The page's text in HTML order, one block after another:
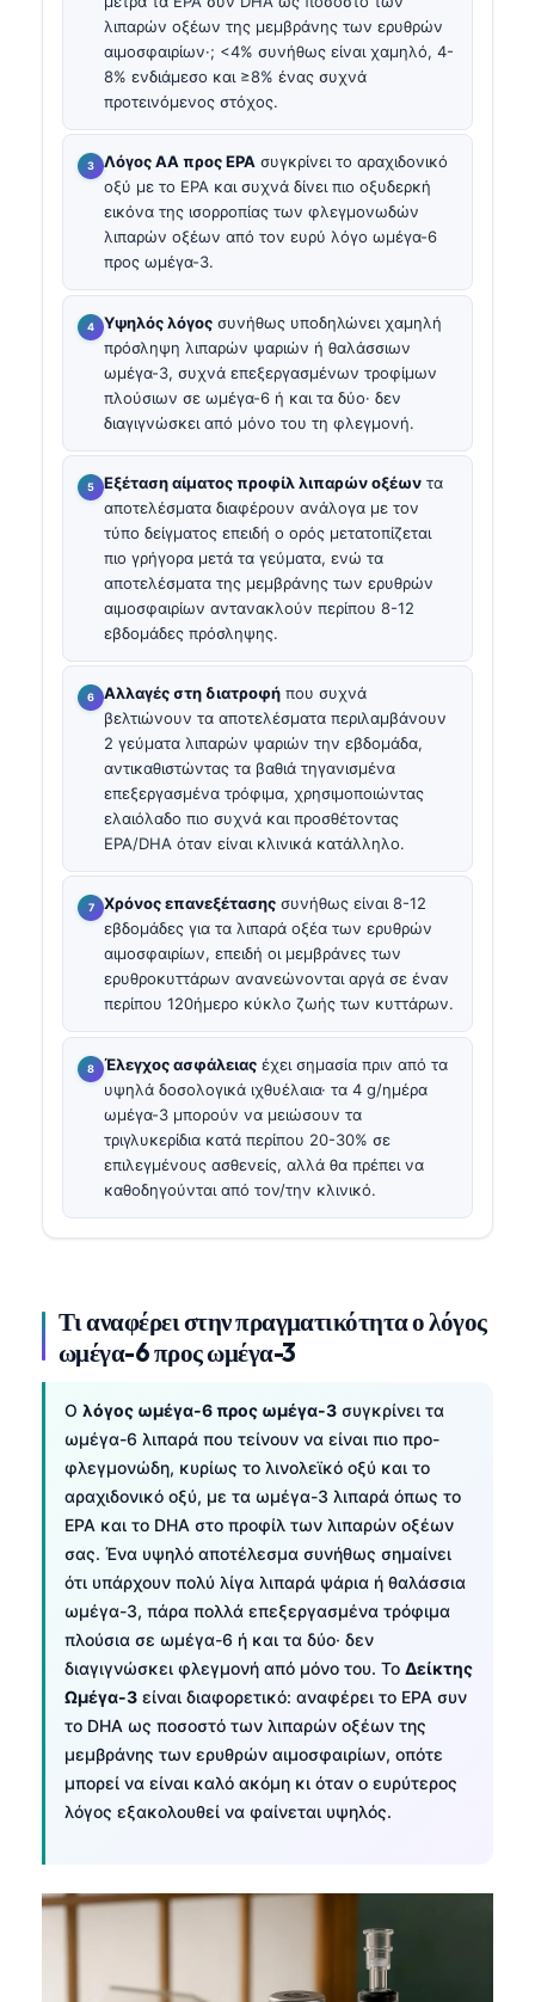
λιπαρών οξέων της μεμβράνης των ερυθρών
αιμοσφαιρίων·; <4% συνήθως είναι χαμηλό, 4-
8% ενδιάμεσο και ≥8% ένας συχνά
προτεινόμενος στόχος.
Λόγος AA προς EPA συγκρίνει το αραχιδονικό
οξύ με το EPA και συχνά δίνει πιο οξυδερκή
εικόνα της ισορροπίας των φλεγμονωδών
λιπαρών οξέων από τον ευρύ λόγο ωμέγα-6
προς ωμέγα-3.
Υψηλός λόγος συνήθως υποδηλώνει χαμηλή
πρόσληψη λιπαρών ψαριών ή θαλάσσιων
ωμέγα-3, συχνά επεξεργασμένων τροφίμων
πλούσιων σε ωμέγα-6 ή και τα δύο· δεν
διαγιγνώσκει από μόνο του τη φλεγμονή.
Εξέταση αίματος προφίλ λιπαρών οξέων τα
αποτελέσματα διαφέρουν ανάλογα με τον
τύπο δείγματος επειδή ο ορός μετατοπίζεται
πιο γρήγορα μετά τα γεύματα, ενώ τα
αποτελέσματα της μεμβράνης των ερυθρών
αιμοσφαιρίων αντανακλούν περίπου 8-12
εβδομάδες πρόσληψης.
Αλλαγές στη διατροφή που συχνά
βελτιώνουν τα αποτελέσματα περιλαμβάνουν
2 γεύματα λιπαρών ψαριών την εβδομάδα,
αντικαθιστώντας τα βαθιά τηγανισμένα
επεξεργασμένα τρόφιμα, χρησιμοποιώντας
ελαιόλαδο πιο συχνά και προσθέτοντας
EPA/DHA όταν είναι κλινικά κατάλληλο.
Χρόνος επανεξέτασης συνήθως είναι 8-12
εβδομάδες για τα λιπαρά οξέα των ερυθρών
αιμοσφαιρίων, επειδή οι μεμβράνες των
ερυθροκυττάρων ανανεώνονται αργά σε έναν
περίπου 120ήμερο κύκλο ζωής των κυττάρων.
Έλεγχος ασφάλειας έχει σημασία πριν από τα
υψηλά δοσολογικά ιχθυέλαια· τα 4 g/ημέρα
ωμέγα-3 μπορούν να μειώσουν τα
τριγλυκερίδια κατά περίπου 20-30% σε
επιλεγμένους ασθενείς, αλλά θα πρέπει να
καθοδηγούνται από τον/την κλινικό.
Τι αναφέρει στην πραγματικότητα ο λόγος
ωμέγα-6 προς ωμέγα-3
Ο λόγος ωμέγα-6 προς ωμέγα-3 συγκρίνει τα
ωμέγα-6 λιπαρά που τείνουν να είναι πιο προ-
φλεγμονώδη, κυρίως το λινολεϊκό οξύ και το
αραχιδονικό οξύ, με τα ωμέγα-3 λιπαρά όπως το
EPA και το DHA στο προφίλ των λιπαρών οξέων
σας. Ένα υψηλό αποτέλεσμα συνήθως σημαίνει
ότι υπάρχουν πολύ λίγα λιπαρά ψάρια ή θαλάσσια
ωμέγα-3, πάρα πολλά επεξεργασμένα τρόφιμα
πλούσια σε ωμέγα-6 ή και τα δύο· δεν
διαγιγνώσκει φλεγμονή από μόνο του. Το Δείκτης
Ωμέγα-3 είναι διαφορετικό: αναφέρει το EPA συν
το DHA ως ποσοστό των λιπαρών οξέων της
μεμβράνης των ερυθρών αιμοσφαιρίων, οπότε
μπορεί να είναι καλό ακόμη κι όταν ο ευρύτερος
λόγος εξακολουθεί να φαίνεται υψηλός.